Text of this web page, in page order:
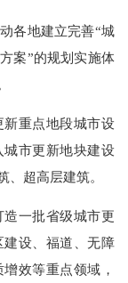
各地建立完善“城
案”的规划实施体
重点地段城市设
市更新地块建设
超高层建筑。
一批省级城市更
设、福道、无障
效等重点领域，